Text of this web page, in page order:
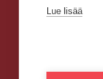
Lue lisää